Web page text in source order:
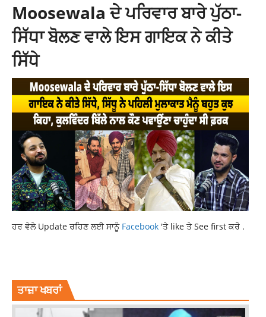
Moosewala ਦੇ ਪਰਿਵਾਰ ਬਾਰੇ ਪੁੱਠਾ-
ਸਿੱਧਾ ਬੋਲਣ ਵਾਲੇ ਇਸ ਗਾਇਕ ਨੇ ਕੀਤੇ
ਸਿੱਧੇ
ਹਰ ਵੇਲੇ Update ਰਹਿਣ ਲਈ ਸਾਨੂੰ Facebook 'ਤੇ like ਤੇ See first ਕਰੋ .
ਤਾਜ਼ਾ ਖਬਰਾਂ